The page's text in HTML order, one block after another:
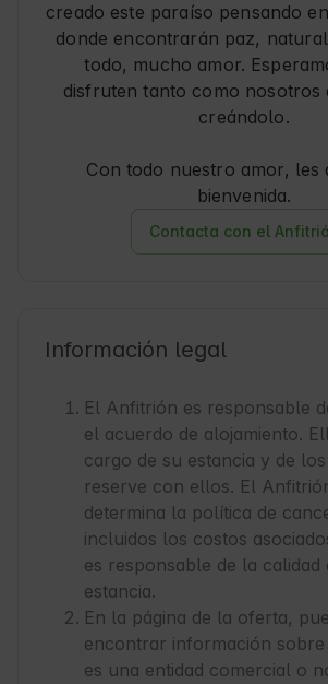
creado este paraíso pensando
donde encontrarán paz,
todo, mucho amor.
disfruten tanto como nosotros
creándolo.
Con todo nuestro amor, les
bienvenida.
Contacta con el
Información legal
El Anfitrión es responsable
el acuerdo de alojamiento.
cargo de su estancia y de
reserve con ellos. El
determina la política de
incluidos los costos
es responsable de la calidad
estancia.
En la página de la oferta,
encontrar información
es una entidad comercial o